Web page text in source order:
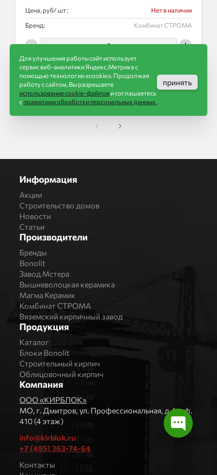
Цена, руб/ :
Нет в наличии
Бренд:
Комбинат СТРОМА
в корзину
Информация
Акции
Строительство домов
Новости
Статьи
Производители
Бренды
Bonolit
Завод Мстера
Вышневолоцкая керамика
Магма Керамик
Комбинат СТРОМА
Вяземский кирпичный завод
Продукция
Каталог
Блоки Bonolit
Строительный кирпич
Облицовочный кирпич
Компания
ООО «КИРБЛОК»
МO, г. Дмитров, ул. Профессиональная, д.4, оф.
410 (4 этаж)
info@kirblok.ru
+7 (495) 363-74-64
Контакты
Для улучшения работы сайт использует
сервис веб-аналитики Яндекс.Метрика с
помощью технологии «cookie». Продолжая
работу с сайтом, Вы разрешаете
использование cookie-файлови соглашаетесь
справилами обработки персональных данных.
принять